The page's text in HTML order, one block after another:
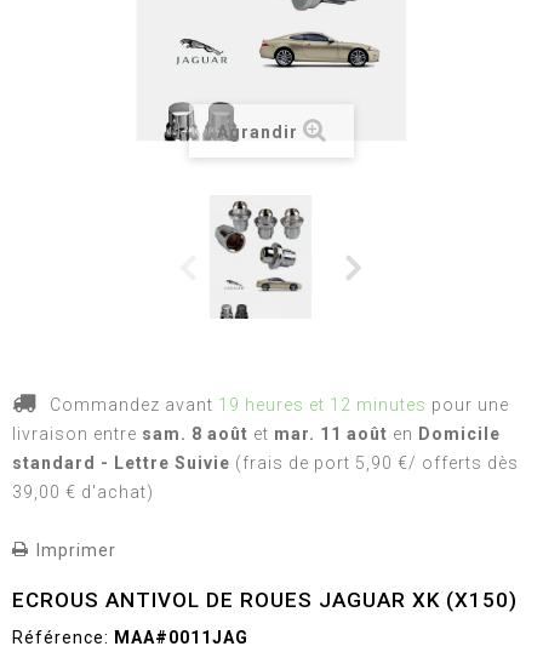
Agrandir
Commandez avant 19 heures et 12 minutes pour une
livraison entre sam. 8 août et mar. 11 août en Domicile
standard - Lettre Suivie (frais de port 5,90 €/ offerts dès
39,00 € d'achat)
Imprimer
ECROUS ANTIVOL DE ROUES JAGUAR XK (X150)
Référence: MAA#0011JAG